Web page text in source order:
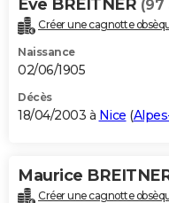
Eve BREITNER (97
Créer une cagnotte
Naissance
02/06/1905
Décès
18/04/2003 à Nice (
Maurice
Créer une cagnotte